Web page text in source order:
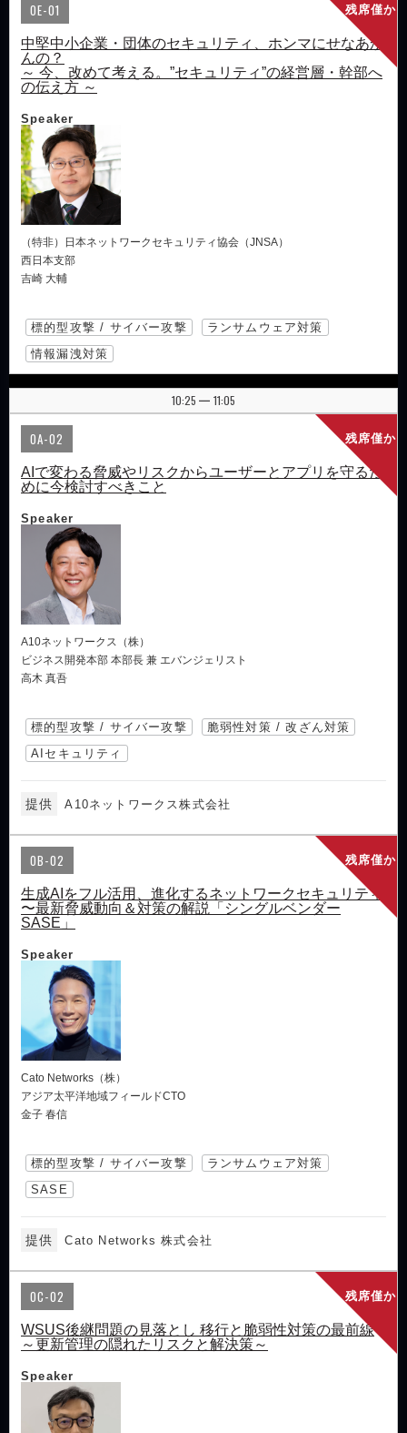
残席僅か
OE-01
中堅中小企業・団体のセキュリティ、ホンマにせなあか
んの？
～ 今、改めて考える。”セキュリティ”の経営層・幹部へ
の伝え方 ～
Speaker
（特非）日本ネットワークセキュリティ協会（JNSA）
西日本支部
吉崎 大輔
標的型攻撃 / サイバー攻撃
ランサムウェア対策
情報漏洩対策
10:25 | 11:05
残席僅か
OA-02
AIで変わる脅威やリスクからユーザーとアプリを守るた
めに今検討すべきこと
Speaker
A10ネットワークス（株）
ビジネス開発本部 本部長 兼 エバンジェリスト
高木 真吾
標的型攻撃 / サイバー攻撃
脆弱性対策 / 改ざん対策
AIセキュリティ
提供 A10ネットワークス株式会社
残席僅か
OB-02
生成AIをフル活用、進化するネットワークセキュリティ
〜最新脅威動向＆対策の解説「シングルベンダー
SASE」
Speaker
Cato Networks（株）
アジア太平洋地域フィールドCTO
金子 春信
標的型攻撃 / サイバー攻撃
ランサムウェア対策
SASE
提供 Cato Networks 株式会社
残席僅か
OC-02
WSUS後継問題の見落とし 移行と脆弱性対策の最前線
～更新管理の隠れたリスクと解決策～
Speaker